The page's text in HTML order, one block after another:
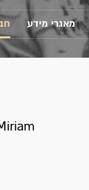
מאגרי מידע